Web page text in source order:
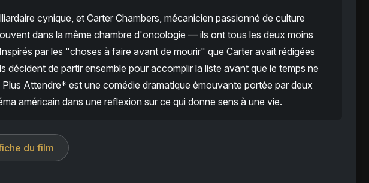
cynique, et Carter Chambers, mécanicien passionné de culture
dans la même chambre d'oncologie — ils ont tous les deux moins
par les "choses à faire avant de mourir" que Carter avait rédigées
décident de partir ensemble pour accomplir la liste avant que le temps ne
Attendre* est une comédie dramatique émouvante portée par deux
américain dans une reflexion sur ce qui donne sens à une vie.
du film